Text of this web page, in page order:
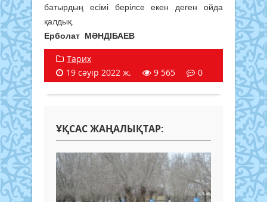
батырдың есімі берілсе екен деген ойда
қалдық.
Ерболат МӘНДІБАЕВ
Тарих
19 сәуір 2022 ж.
9 565 0
ҰҚСАС ЖАҢАЛЫҚТАР: